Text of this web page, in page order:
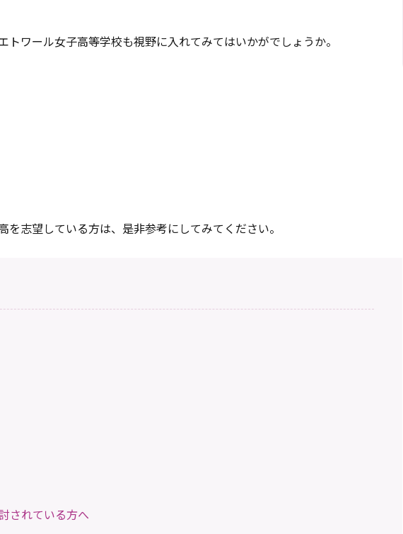
ワール女子高等学校も視野に入れてみてはいかがでしょうか。
志望している方は、是非参考にしてみてください。
されている方へ